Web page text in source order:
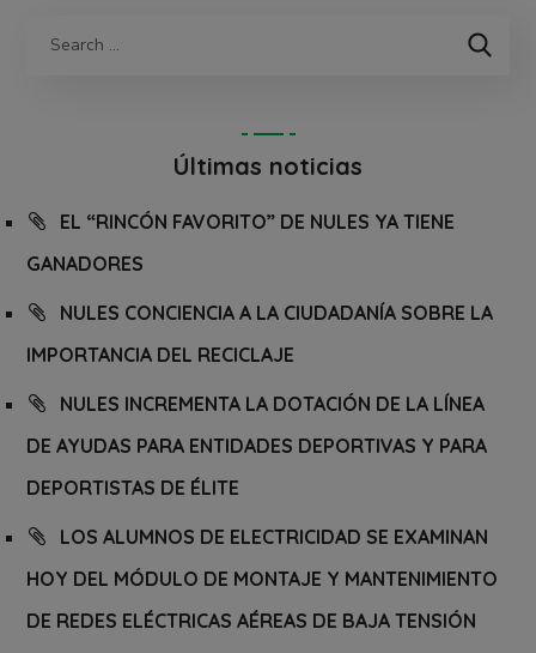
Últimas noticias
EL “RINCÓN FAVORITO” DE NULES YA TIENE
GANADORES
NULES CONCIENCIA A LA CIUDADANÍA SOBRE LA
IMPORTANCIA DEL RECICLAJE
NULES INCREMENTA LA DOTACIÓN DE LA LÍNEA
DE AYUDAS PARA ENTIDADES DEPORTIVAS Y PARA
DEPORTISTAS DE ÉLITE
LOS ALUMNOS DE ELECTRICIDAD SE EXAMINAN
HOY DEL MÓDULO DE MONTAJE Y MANTENIMIENTO
DE REDES ELÉCTRICAS AÉREAS DE BAJA TENSIÓN